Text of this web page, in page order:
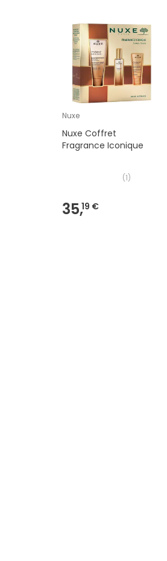
Nuxe
Nuxe Coffret
Fragrance Iconique
(1)
35,19 €